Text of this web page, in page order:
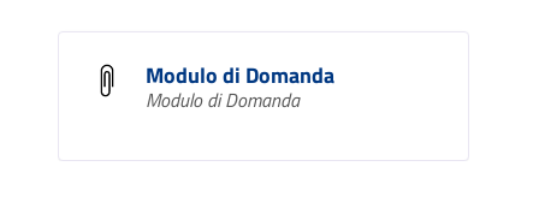
Modulo di Domanda
Modulo di Domanda